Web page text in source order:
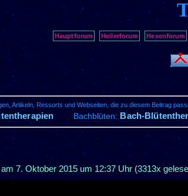
Hauptforum Heilerforum Hexenforum
Artikeln, Ressorts und Webseiten, die zu diesem Beitrag
Bachblüten: Bach-
am7. Oktober 2015 um 12:37 Uhr (3313x